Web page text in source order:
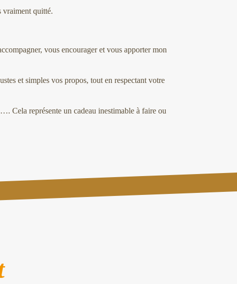
vraiment quitté.
vous encourager et vous apporter mon
et simples vos propos, tout en respectant votre
Cela représente un cadeau inestimable à faire ou